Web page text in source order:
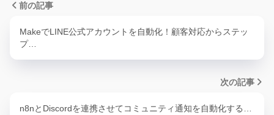
前の記事
MakeでLINE公式アカウントを自動化！顧客対応からステッ
プ…
次の記事
n8nとDiscordを連携させてコミュニティ通知を自動化する…